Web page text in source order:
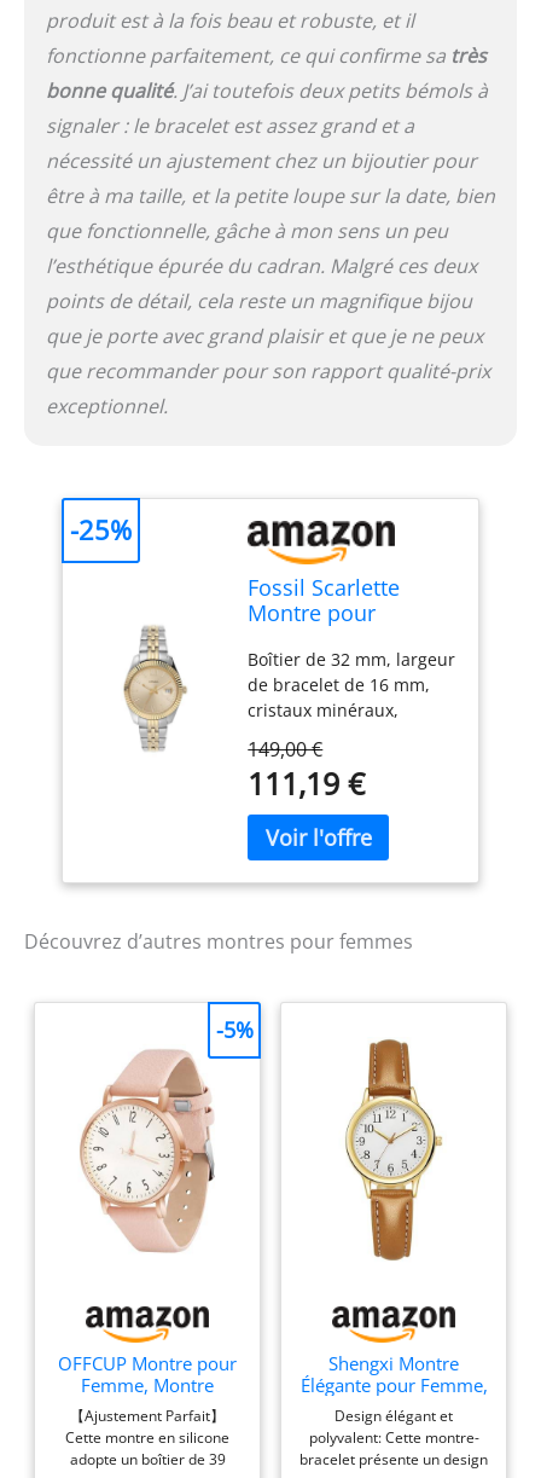
produit est à la fois beau et robuste, et il
fonctionne parfaitement, ce qui confirme sa très
bonne qualité. J’ai toutefois deux petits bémols à
signaler : le bracelet est assez grand et a
nécessité un ajustement chez un bijoutier pour
être à ma taille, et la petite loupe sur la date, bien
que fonctionnelle, gâche à mon sens un peu
l’esthétique épurée du cadran. Malgré ces deux
points de détail, cela reste un magnifique bijou
que je porte avec grand plaisir et que je ne peux
que recommander pour son rapport qualité-prix
exceptionnel.
Fossil Scarlette
Montre pour
mouvement à
quartz, bracelet en
acier inoxydable ou
en cuir
Boîtier de 32 mm, largeur
de bracelet de 16 mm,
cristaux minéraux,
avec affichage
analogique à trois
aiguilles et date, importé
Boîtier rond en acier
inoxydable, cadran doré
Bracelet en acier
Étanchéité jusqu’à 50 m :
149,00 €
111,19 €
-25%
Découvrez d’autres montres pour femmes
OFFCUP Montre pour
Femme, Montre
Femmes Bracelet en
Cuir, Montre
Analogique Quartz
avec Cadran et Blanc 3
【Ajustement Parfait】
Cette montre en silicone
adopte un boîtier de 39
-5%
Shengxi Montre
Élégante pour Femme,
Montres-Bracelets
avec Bracelet en Cuir
pour Femmes, Montre
à Quartz Analogique
Design élégant et
polyvalent: Cette montre-
bracelet présente un design